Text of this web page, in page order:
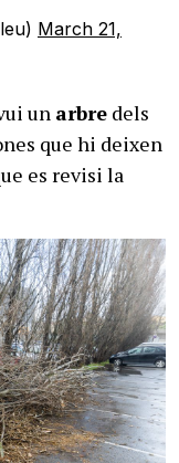
March 21,
un arbre dels
que hi deixen
es revisi la